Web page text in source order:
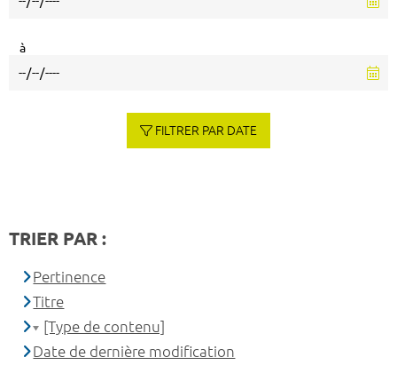
à
FILTRER PAR DATE
TRIER PAR :
Pertinence
Titre
[Type de contenu]
Date de dernière modification